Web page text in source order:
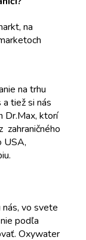
na
na trhu
tiež si nás
Dr.Max, ktorí
zahraničného
USA,
nás, vo svete
podľa
Oxywater